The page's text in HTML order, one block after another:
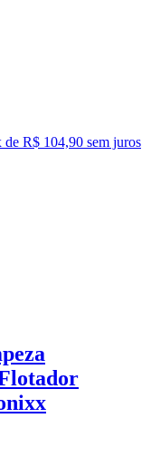
de R$ 104,90 sem juros